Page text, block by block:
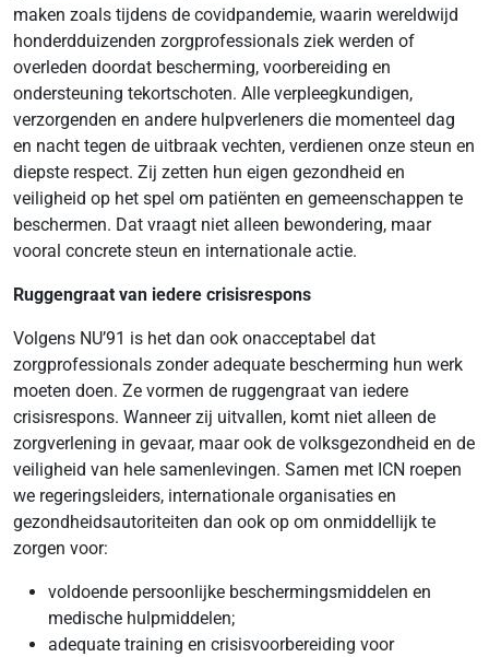
maken zoals tijdens de covidpandemie, waarin wereldwijd
honderdduizenden zorgprofessionals ziek werden of
overleden doordat bescherming, voorbereiding en
ondersteuning tekortschoten. Alle verpleegkundigen,
verzorgenden en andere hulpverleners die momenteel dag
en nacht tegen de uitbraak vechten, verdienen onze steun en
diepste respect. Zij zetten hun eigen gezondheid en
veiligheid op het spel om patiënten en gemeenschappen te
beschermen. Dat vraagt niet alleen bewondering, maar
vooral concrete steun en internationale actie.
Ruggengraat van iedere crisisrespons
Volgens NU’91 is het dan ook onacceptabel dat
zorgprofessionals zonder adequate bescherming hun werk
moeten doen. Ze vormen de ruggengraat van iedere
crisisrespons. Wanneer zij uitvallen, komt niet alleen de
zorgverlening in gevaar, maar ook de volksgezondheid en de
veiligheid van hele samenlevingen. Samen met ICN roepen
we regeringsleiders, internationale organisaties en
gezondheidsautoriteiten dan ook op om onmiddellijk te
zorgen voor:
voldoende persoonlijke beschermingsmiddelen en
medische hulpmiddelen;
adequate training en crisisvoorbereiding voor